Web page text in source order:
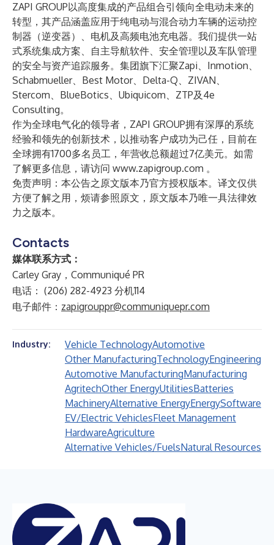
ZAPI GROUP以高度集成的产品组合引领向全电动未来的
转型，其产品涵盖应用于纯电动与混合动力车辆的运动控
制器（逆变器）、电机及高频电池充电器。我们提供一站
式系统集成方案、自主导航软件、安全管理以及车队管理
的安全与资产追踪服务。集团旗下汇聚Zapi、Inmotion、
Schabmueller、Best Motor、Delta-Q、ZIVAN、
Stercom、BlueBotics、Ubiquicom、ZTP及4e
Consulting。
作为全球电气化的领导者，ZAPI GROUP拥有深厚的系统
经验和领先的创新技术，以推动客户成功为己任，目前在
全球拥有1700多名员工，年营收总额超过7亿美元。如需
了解更多信息，请访问 www.zapigroup.com 。
免责声明：本公告之原文版本乃官方授权版本。译文仅供
方便了解之用，烦请参照原文，原文版本乃唯一具法律效
力之版本。
Contacts
媒体联系方式：
Carley Gray，Communiqué PR
电话： (206) 282-4923 分机114
电子邮件： zapigrouppr@communiquepr.com
Industry: Vehicle TechnologyAutomotive
Other ManufacturingTechnologyEngineering
Automotive ManufacturingManufacturing
AgritechOther EnergyUtilitiesBatteries
MachineryAlternative EnergyEnergySoftware
EV/Electric VehiclesFleet Management
HardwareAgriculture
Alternative Vehicles/FuelsNatural Resources